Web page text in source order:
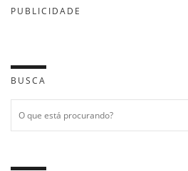
PUBLICIDADE
BUSCA